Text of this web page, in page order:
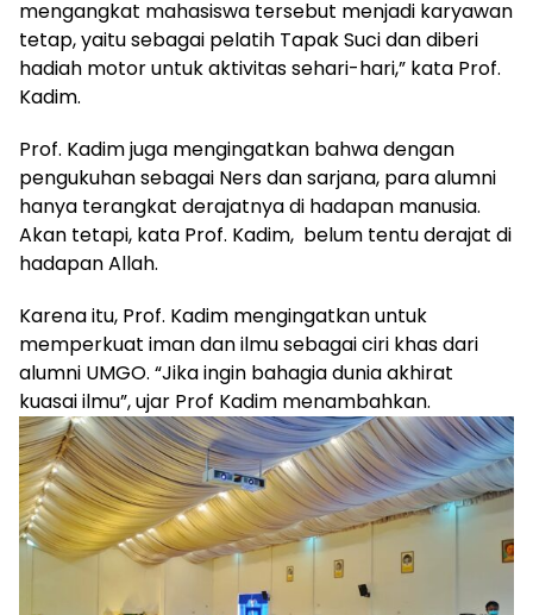
mengangkat mahasiswa tersebut menjadi karyawan
tetap, yaitu sebagai pelatih Tapak Suci dan diberi
hadiah motor untuk aktivitas sehari-hari,” kata Prof.
Kadim.
Prof. Kadim juga mengingatkan bahwa dengan
pengukuhan sebagai Ners dan sarjana, para alumni
hanya terangkat derajatnya di hadapan manusia.
Akan tetapi, kata Prof. Kadim, belum tentu derajat di
hadapan Allah.
Karena itu, Prof. Kadim mengingatkan untuk
memperkuat iman dan ilmu sebagai ciri khas dari
alumni UMGO. “Jika ingin bahagia dunia akhirat
kuasai ilmu”, ujar Prof Kadim menambahkan.